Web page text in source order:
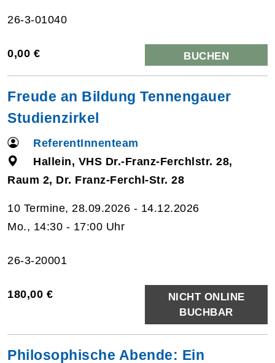
26-3-01040
0,00 € BUCHEN
Freude an Bildung Tennengauer
Studienzirkel
ReferentInnenteam
Hallein, VHS Dr.-Franz-Ferchlstr. 28,
Raum 2, Dr. Franz-Ferchl-Str. 28
10 Termine, 28.09.2026 - 14.12.2026
Mo., 14:30 - 17:00 Uhr
26-3-20001
180,00 €
NICHT ONLINE
BUCHBAR
Philosophische Abende: Ein